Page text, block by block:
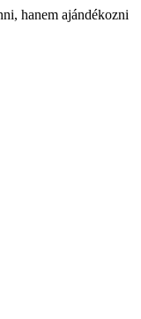
hanem ajándékozni